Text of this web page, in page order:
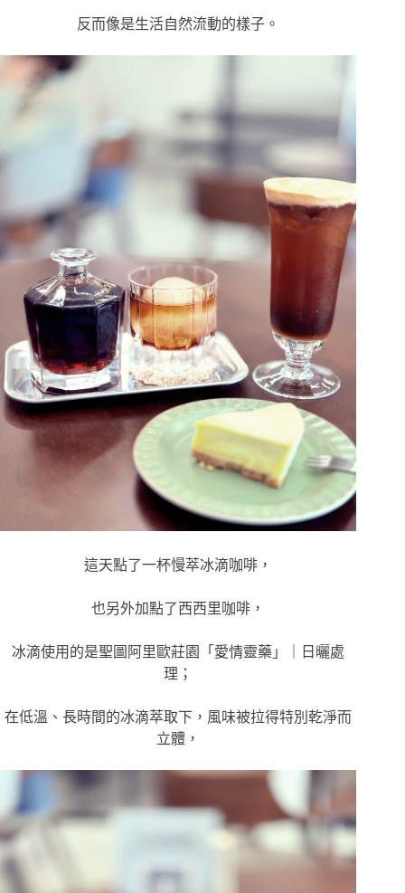
反而像是生活自然流動的樣子。
這天點了一杯慢萃冰滴咖啡，
也另外加點了西西里咖啡，
冰滴使用的是聖圖阿里歐莊園「愛情靈藥」｜日曬處
理；
在低溫、長時間的冰滴萃取下，風味被拉得特別乾淨而
立體，